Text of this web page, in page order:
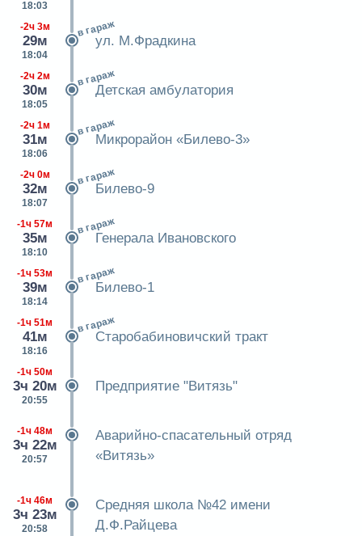
18:03
-2ч 3м
29м
18:04
в гараж
ул. М.Фрадкина
-2ч 2м
30м
18:05
в гараж
Детская амбулатория
-2ч 1м
31м
18:06
в гараж
Микрорайон «Билево-3»
-2ч 0м
32м
18:07
в гараж
Билево-9
-1ч 57м
35м
18:10
в гараж
Генерала Ивановского
-1ч 53м
39м
18:14
в гараж
Билево-1
-1ч 51м
41м
18:16
в гараж
Старобабиновичский тракт
-1ч 50м
3ч 20м
20:55
Предприятие "Витязь"
-1ч 48м
3ч 22м
20:57
Аварийно-спасательный отряд
«Витязь»
-1ч 46м
3ч 23м
20:58
Средняя школа №42 имени
Д.Ф.Райцева